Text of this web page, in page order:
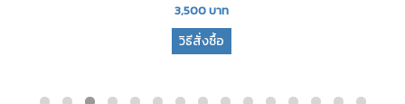
3,500บาท
วิธีสั่งซื้อ